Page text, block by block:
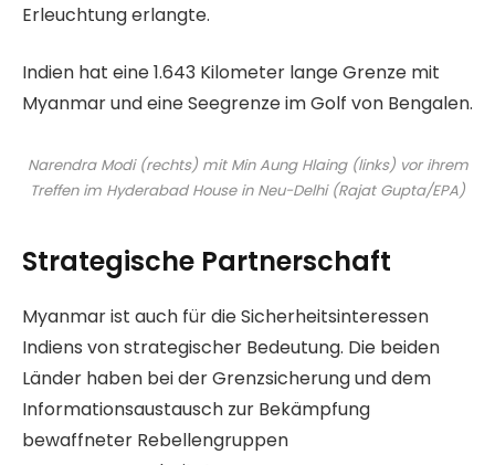
Erleuchtung erlangte.
Indien hat eine 1.643 Kilometer lange Grenze mit
Myanmar und eine Seegrenze im Golf von Bengalen.
Narendra Modi (rechts) mit Min Aung Hlaing (links) vor ihrem
Treffen im Hyderabad House in Neu-Delhi (Rajat Gupta/EPA)
Strategische Partnerschaft
Myanmar ist auch für die Sicherheitsinteressen
Indiens von strategischer Bedeutung. Die beiden
Länder haben bei der Grenzsicherung und dem
Informationsaustausch zur Bekämpfung
bewaffneter Rebellengruppen